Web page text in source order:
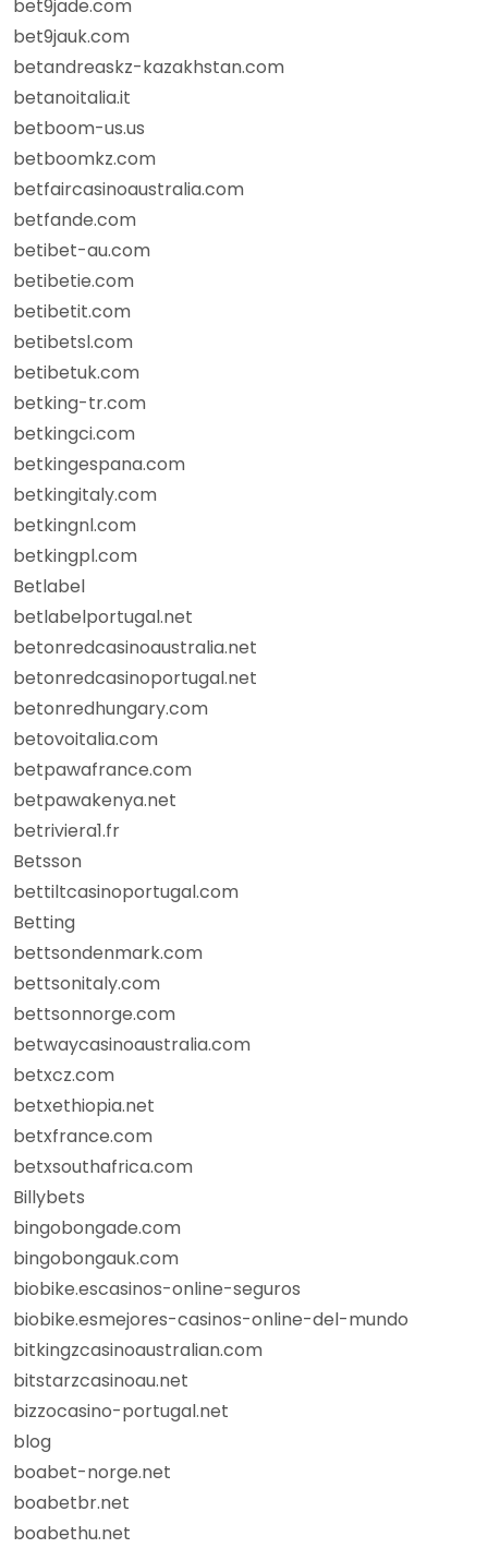
bet9jade.com
bet9jauk.com
betandreaskz-kazakhstan.com
betanoitalia.it
betboom-us.us
betboomkz.com
betfaircasinoaustralia.com
betfande.com
betibet-au.com
betibetie.com
betibetit.com
betibetsl.com
betibetuk.com
betking-tr.com
betkingci.com
betkingespana.com
betkingitaly.com
betkingnl.com
betkingpl.com
Betlabel
betlabelportugal.net
betonredcasinoaustralia.net
betonredcasinoportugal.net
betonredhungary.com
betovoitalia.com
betpawafrance.com
betpawakenya.net
betriviera1.fr
Betsson
bettiltcasinoportugal.com
Betting
bettsondenmark.com
bettsonitaly.com
bettsonnorge.com
betwaycasinoaustralia.com
betxcz.com
betxethiopia.net
betxfrance.com
betxsouthafrica.com
Billybets
bingobongade.com
bingobongauk.com
biobike.escasinos-online-seguros
biobike.esmejores-casinos-online-del-mundo
bitkingzcasinoaustralian.com
bitstarzcasinoau.net
bizzocasino-portugal.net
blog
boabet-norge.net
boabetbr.net
boabethu.net